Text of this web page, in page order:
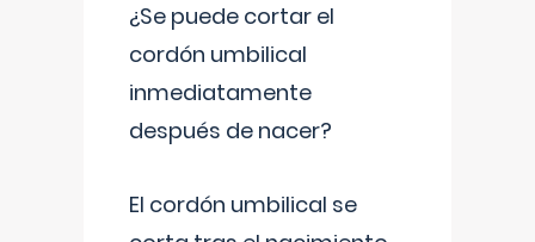
¿Se puede cortar el
cordón umbilical
inmediatamente
después de nacer?
El cordón umbilical se